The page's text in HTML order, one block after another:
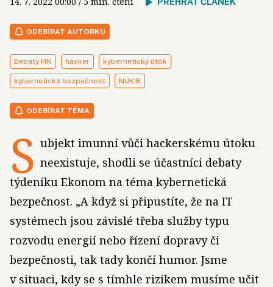
ODEBÍRAT AUTORKU
Debaty HN hacker kybernetický útok
kybernetická bezpečnost NÚKIB
ODEBÍRAT TÉMA
S ubjekt imunní vůči hackerskému útoku
neexistuje, shodli se účastníci debaty
týdeníku Ekonom na téma kybernetická
bezpečnost. „A když si připustíte, že na IT
systémech jsou závislé třeba služby typu
rozvodu energií nebo řízení dopravy či
bezpečnosti, tak tady končí humor. Jsme
v situaci, kdy se s tímhle rizikem musíme učit